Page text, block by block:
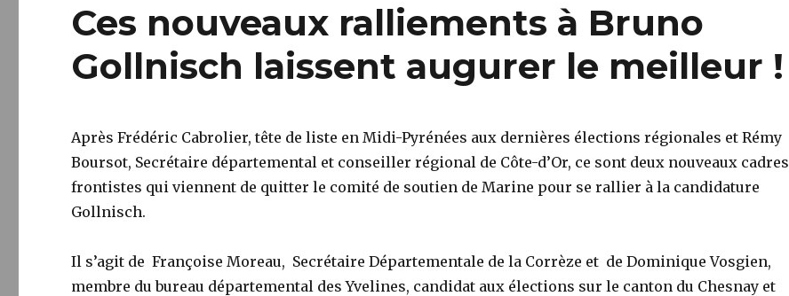
Ces nouveaux ralliements à Bruno
Gollnisch laissent augurer le meilleur !
Après Frédéric Cabrolier, tête de liste en Midi-Pyrénées aux dernières élections régionales et Rémy
Boursot, Secrétaire départemental et conseiller régional de Côte-d’Or, ce sont deux nouveaux cadres
frontistes qui viennent de quitter le comité de soutien de Marine pour se rallier à la candidature
Gollnisch.
Il s’agit de Françoise Moreau, Secrétaire Départementale de la Corrèze et de Dominique Vosgien,
membre du bureau départemental des Yvelines, candidat aux élections sur le canton du Chesnay et